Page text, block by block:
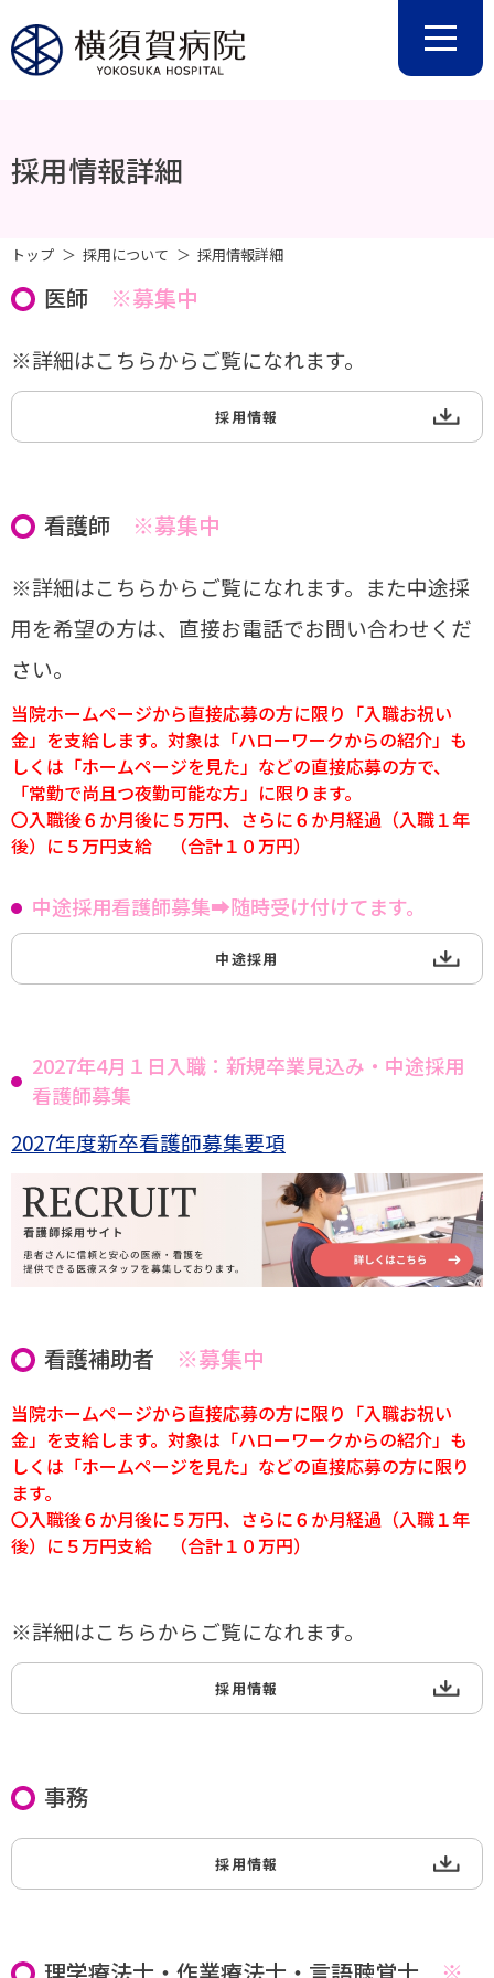
採用情報詳細
トップ 採用について 採用情報詳細
医師 ※募集中
※詳細はこちらからご覧になれます。
採用情報
看護師 ※募集中
※詳細はこちらからご覧になれます。また中途採
用を希望の方は、直接お電話でお問い合わせくだ
さい。
当院ホームページから直接応募の方に限り「入職お祝い
金」を支給します。対象は 「ハローワークからの紹介」も
しくは「ホームページを見た」などの直接応募の方で、
「常勤で尚且つ夜勤可能な方」に限ります。
〇入職後６か月後に５万円、さらに６か月経過（入職１年
後）に５万円支給 （合計１ ０万円）
中途採用看護師募集➡随時受け付けてます。
中途採用
2027年4月１日入職：新規卒業見込み・中途採用
看護師募集
2027年度新卒看護師募集要項
看護補助者 ※募集中
当院ホームページから直接応募の方に限り「入職お祝い
金」を支給します。対象は「ハローワークからの紹介」も
しくは「ホームページを見た」などの直接応募の方に限り
ます。
〇入職後６か月後に５万円、さらに６か月経過（入職１年
後）に５万円支給 （合計１０万円）
※詳細はこちらからご覧になれます。
採用情報
事務
採用情報